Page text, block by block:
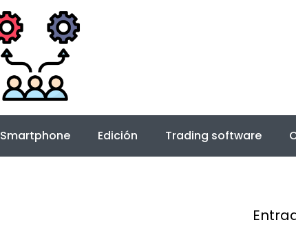
Smartphone Edición Trading software